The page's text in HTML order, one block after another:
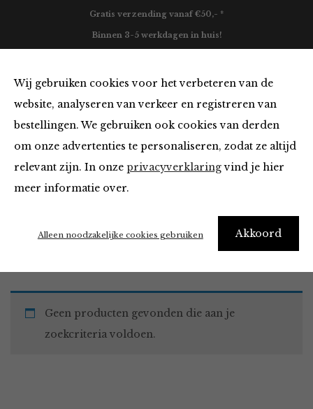
Wij gebruiken cookies voor het verbeteren van de
website, analyseren van verkeer en registreren van
bestellingen. We gebruiken ook cookies van derden
om onze advertenties te personaliseren, zodat ze altijd
relevant zijn. In onze privacyverklaringvind je hier
meer informatie over.
Akkoord
Alleen noodzakelijke cookies gebruiken
Gratis verzending vanaf €50,- *
Binnen 3-5 werkdagen in huis!
Must Haves
Home Winkel Accessoires Must Haves
Geen producten gevonden die aan je
zoekcriteria voldoen.